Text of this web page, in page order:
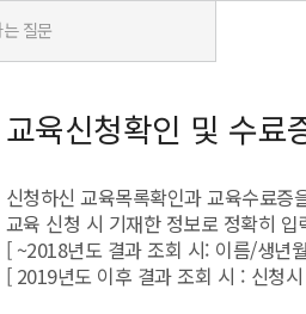
질문
교육신청확인 및 수료
신청하신 교육목록확인과 교육수료증
교육 신청 시 기재한 정보로 정확히 입
[ ~2018년도 결과 조회 시: 이름/생년
[ 2019년도 이후 결과 조회 시 : 신청